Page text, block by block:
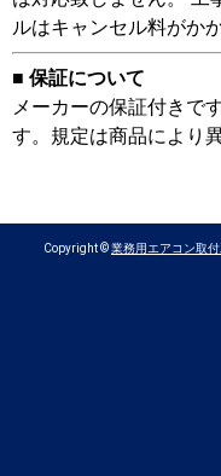
ルはキャンセル料がか
■ 保証について
メーカーの保証付きで
す。規定は商品により
Copyright ©業務用エアコン取